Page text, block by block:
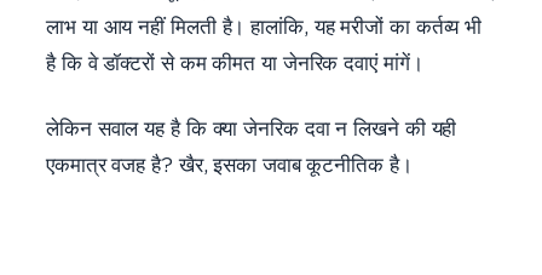
लाभ या आय नहीं मिलती है। हालांकि, यह मरीजों का कर्तव्य भी
है कि वे डॉक्टरों से कम कीमत या जेनरिक दवाएं मांगें।
लेकिन सवाल यह है कि क्या जेनरिक दवा न लिखने की यही
एकमात्र वजह है? खैर, इसका जवाब कूटनीतिक है।